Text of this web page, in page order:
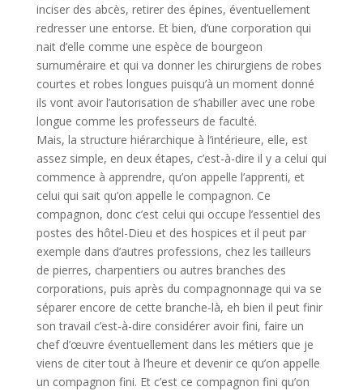
inciser des abcès, retirer des épines, éventuellement
redresser une entorse. Et bien, d’une corporation qui
nait d’elle comme une espèce de bourgeon
surnuméraire et qui va donner les chirurgiens de robes
courtes et robes longues puisqu’à un moment donné
ils vont avoir l’autorisation de s’habiller avec une robe
longue comme les professeurs de faculté.
Mais, la structure hiérarchique à l’intérieure, elle, est
assez simple, en deux étapes, c’est-à-dire il y a celui qui
commence à apprendre, qu’on appelle l’apprenti, et
celui qui sait qu’on appelle le compagnon. Ce
compagnon, donc c’est celui qui occupe l’essentiel des
postes des hôtel-Dieu et des hospices et il peut par
exemple dans d’autres professions, chez les tailleurs
de pierres, charpentiers ou autres branches des
corporations, puis après du compagnonnage qui va se
séparer encore de cette branche-là, eh bien il peut finir
son travail c’est-à-dire considérer avoir fini, faire un
chef d’œuvre éventuellement dans les métiers que je
viens de citer tout à l’heure et devenir ce qu’on appelle
un compagnon fini. Et c’est ce compagnon fini qu’on